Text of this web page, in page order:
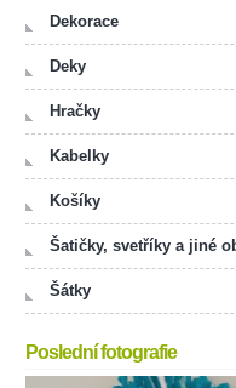
Dekorace
Deky
Hračky
Kabelky
Košíky
Šatičky, svetříky a jiné
Šátky
Poslední fotografie